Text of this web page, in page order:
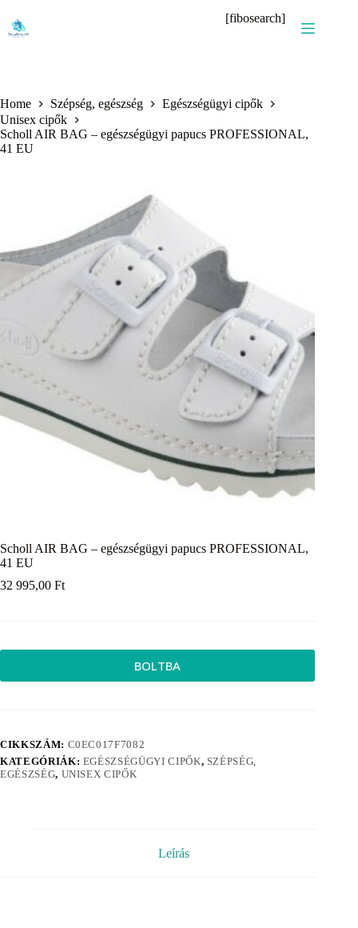
content
[fibosearch]
Home Szépség, egészség
Egészségügyi cipők
Unisex cipők
Scholl AIR BAG – egészségügyi papucs PROFESSIONAL,
41 EU
Scholl AIR BAG – egészségügyi papucs PROFESSIONAL,
41 EU
32 995,00 Ft
BOLTBA
CIKKSZÁM: C0EC017F7082
KATEGÓRIÁK: EGÉSZSÉGÜGYI CIPŐK, SZÉPSÉG,
EGÉSZSÉG, UNISEX CIPŐK
Leírás